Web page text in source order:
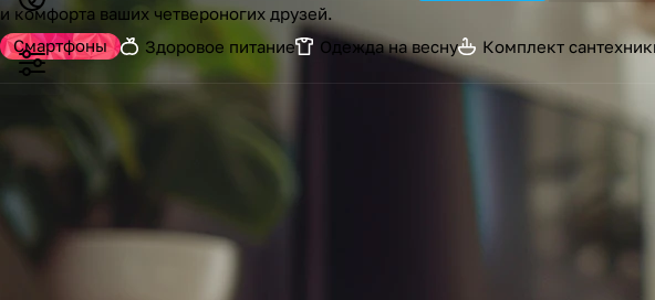
Смартфоны Здоровое питание Одежда на весну Комплект
и комфорта ваших четвероногих друзей.